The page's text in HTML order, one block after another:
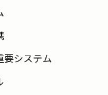
要システム